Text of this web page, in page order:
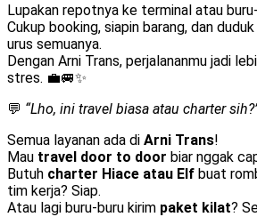
Lupakan repotnya ke terminal atau
Cukup booking, siapin barang, dan
urus semuanya.
Dengan Arni Trans, perjalananmu jadi
stres. 💼🚐✨
💬 “Lho, ini travel biasa atau charter
Semua layanan ada di Arni Trans!
Mau travel door to door biar nggak
Butuh charter Hiace atau Elf buat
tim kerja? Siap.
Atau lagi buru-buru kirim paket kilat?